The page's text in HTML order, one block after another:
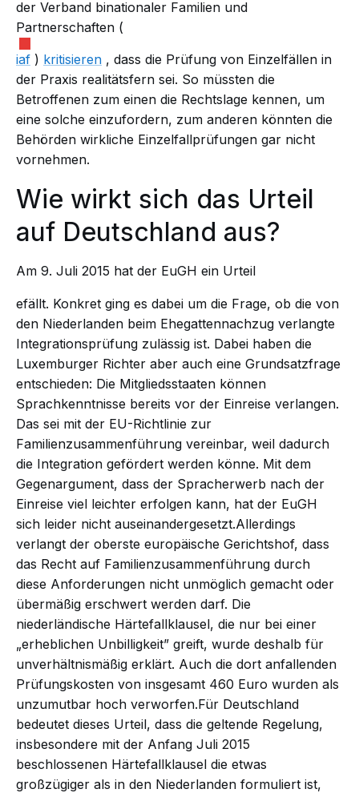
der Verband binationaler Familien und
Partnerschaften (
iaf ) kritisieren , dass die Prüfung von Einzelfällen in
der Praxis realitätsfern sei. So müssten die
Betroffenen zum einen die Rechtslage kennen, um
eine solche einzufordern, zum anderen könnten die
Behörden wirkliche Einzelfallprüfungen gar nicht
vornehmen.
Wie wirkt sich das Urteil
auf Deutschland aus?
Am 9. Juli 2015 hat der EuGH ein Urteil
efällt. Konkret ging es dabei um die Frage, ob die von
den Niederlanden beim Ehegattennachzug verlangte
Integrationsprüfung zulässig ist. Dabei haben die
Luxemburger Richter aber auch eine Grundsatzfrage
entschieden: Die Mitgliedsstaaten können
Sprachkenntnisse bereits vor der Einreise verlangen.
Das sei mit der EU-Richtlinie zur
Familienzusammenführung vereinbar, weil dadurch
die Integration gefördert werden könne. Mit dem
Gegenargument, dass der Spracherwerb nach der
Einreise viel leichter erfolgen kann, hat der EuGH
sich leider nicht auseinandergesetzt.Allerdings
verlangt der oberste europäische Gerichtshof, dass
das Recht auf Familienzusammenführung durch
diese Anforderungen nicht unmöglich gemacht oder
übermäßig erschwert werden darf. Die
niederländische Härtefallklausel, die nur bei einer
„erheblichen Unbilligkeit” greift, wurde deshalb für
unverhältnismäßig erklärt. Auch die dort anfallenden
Prüfungskosten von insgesamt 460 Euro wurden als
unzumutbar hoch verworfen.Für Deutschland
bedeutet dieses Urteil, dass die geltende Regelung,
insbesondere mit der Anfang Juli 2015
beschlossenen Härtefallklausel die etwas
großzügiger als in den Niederlanden formuliert ist,